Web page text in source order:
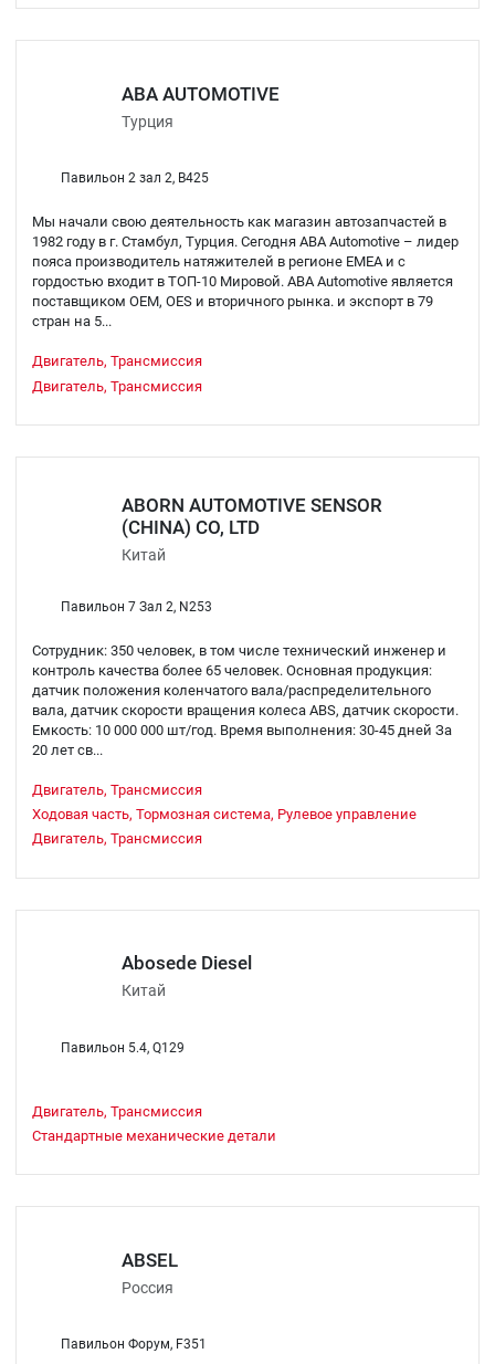
ABA AUTOMOTIVE
Турция
Павильон 2 зал 2, B425
Мы начали свою деятельность как магазин автозапчастей в
1982 году в г. Стамбул, Турция. Сегодня ABA Automotive – лидер
пояса производитель натяжителей в регионе EMEA и с
гордостью входит в ТОП-10 Мировой. ABA Automotive является
поставщиком OEM, OES и вторичного рынка. и экспорт в 79
стран на 5...
Двигатель, Трансмиссия
Двигатель, Трансмиссия
ABORN AUTOMOTIVE SENSOR
(CHINA) CO, LTD
Китай
Павильон 7 Зал 2, N253
Сотрудник: 350 человек, в том числе технический инженер и
контроль качества более 65 человек. Основная продукция:
датчик положения коленчатого вала/распределительного
вала, датчик скорости вращения колеса ABS, датчик скорости.
Емкость: 10 000 000 шт/год. Время выполнения: 30-45 дней За
20 лет св...
Двигатель, Трансмиссия
Ходовая часть, Тормозная система, Рулевое управление
Двигатель, Трансмиссия
Abosede Diesel
Китай
Павильон 5.4, Q129
Двигатель, Трансмиссия
Стандартные механические детали
ABSEL
Россия
Павильон Форум, F351